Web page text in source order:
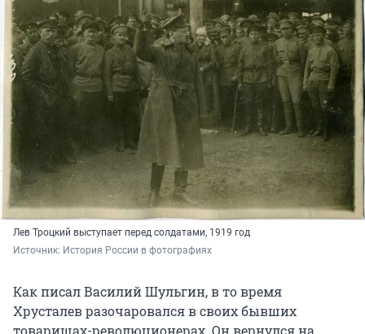
Лев Троцкий выступает перед солдатами, 1919 год
Источник: История России в фотографиях
Как писал Василий Шульгин, в то время
Хрусталев разочаровался в своих бывших